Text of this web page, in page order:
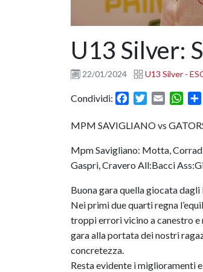
U13 Silver:
22/01/2024 U13 Silver -
Condividi: FacebookTwitter
Email
MPM SAVIGLIANO vs
Mpm Savigliano: Motta,
Gaspri, Cravero All:Bacci
Buona gara quella giocata
Nei primi due quarti regna
troppi errori vicino a canestro e
gara alla portata dei nostri
concretezza.
Resta evidente i miglioramenti